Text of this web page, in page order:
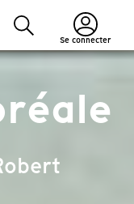
Se connecter